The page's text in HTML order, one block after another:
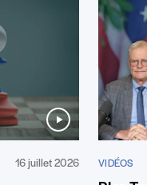
16 juillet 2026 VIDÉOS